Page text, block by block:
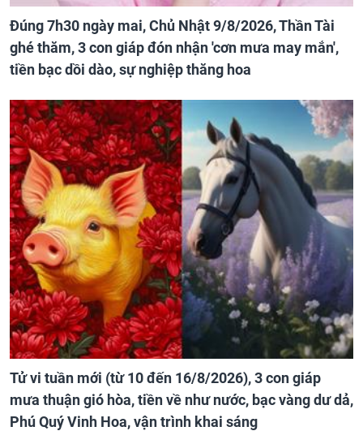
Đúng 7h30 ngày mai, Chủ Nhật 9/8/2026, Thần Tài
ghé thăm, 3 con giáp đón nhận 'cơn mưa may mắn',
tiền bạc dồi dào, sự nghiệp thăng hoa
Tử vi tuần mới (từ 10 đến 16/8/2026), 3 con giáp
mưa thuận gió hòa, tiền về như nước, bạc vàng dư dả,
Phú Quý Vinh Hoa, vận trình khai sáng